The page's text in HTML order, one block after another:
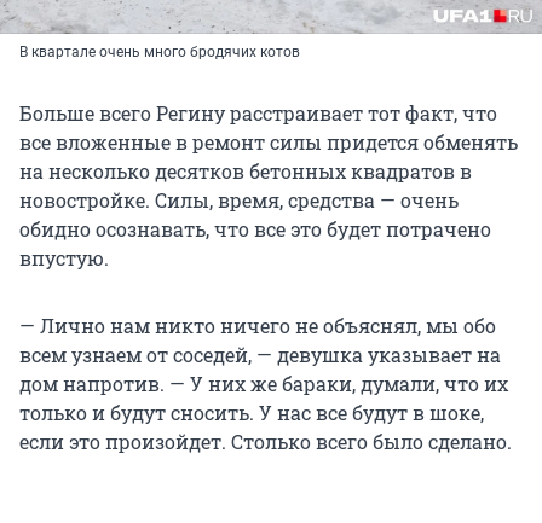
В квартале очень много бродячих котов
Больше всего Регину расстраивает тот факт, что
все вложенные в ремонт силы придется обменять
на несколько десятков бетонных квадратов в
новостройке. Силы, время, средства — очень
обидно осознавать, что все это будет потрачено
впустую.
— Лично нам никто ничего не объяснял, мы обо
всем узнаем от соседей, — девушка указывает на
дом напротив. — У них же бараки, думали, что их
только и будут сносить. У нас все будут в шоке,
если это произойдет. Столько всего было сделано.